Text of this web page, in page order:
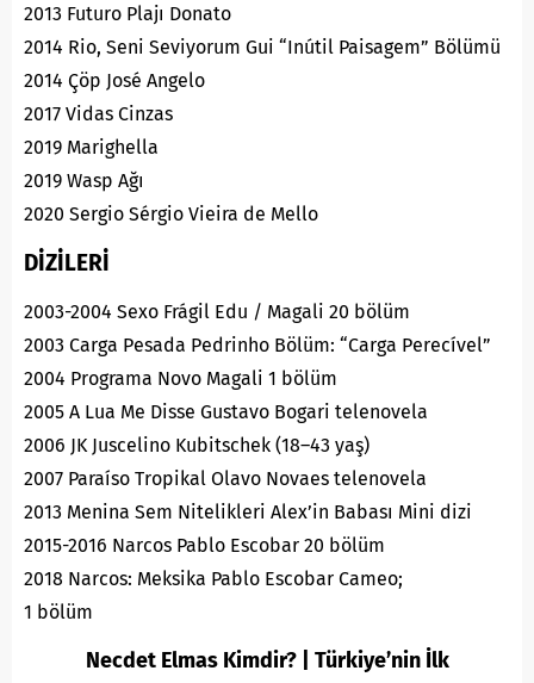
2013 Futuro Plajı Donato
2014 Rio, Seni Seviyorum Gui “Inútil Paisagem” Bölümü
2014 Çöp José Angelo
2017 Vidas Cinzas
2019 Marighella
2019 Wasp Ağı
2020 Sergio Sérgio Vieira de Mello
DİZİLERİ
2003-2004 Sexo Frágil Edu / Magali 20 bölüm
2003 Carga Pesada Pedrinho Bölüm: “Carga Perecível”
2004 Programa Novo Magali 1 bölüm
2005 A Lua Me Disse Gustavo Bogari telenovela
2006 JK Juscelino Kubitschek (18–43 yaş)
2007 Paraíso Tropikal Olavo Novaes telenovela
2013 Menina Sem Nitelikleri Alex’in Babası Mini dizi
2015-2016 Narcos Pablo Escobar 20 bölüm
2018 Narcos: Meksika Pablo Escobar Cameo;
1 bölüm
Necdet Elmas Kimdir? | Türkiye’nin İlk